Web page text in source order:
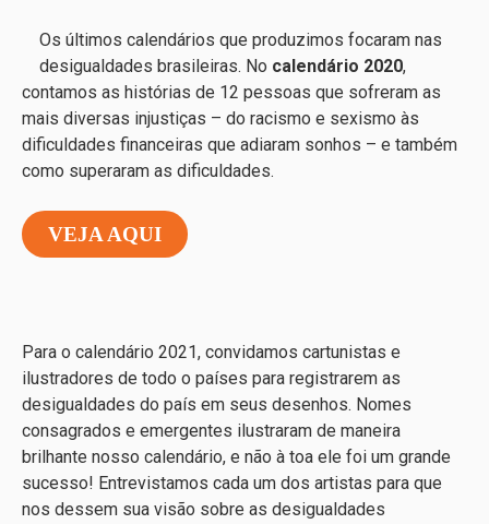
Os últimos calendários que produzimos focaram nas
desigualdades brasileiras. No calendário 2020,
contamos as histórias de 12 pessoas que sofreram as
mais diversas injustiças – do racismo e sexismo às
dificuldades financeiras que adiaram sonhos – e também
como superaram as dificuldades.
VEJA AQUI
Para o calendário 2021, convidamos cartunistas e
ilustradores de todo o países para registrarem as
desigualdades do país em seus desenhos. Nomes
consagrados e emergentes ilustraram de maneira
brilhante nosso calendário, e não à toa ele foi um grande
sucesso! Entrevistamos cada um dos artistas para que
nos dessem sua visão sobre as desigualdades